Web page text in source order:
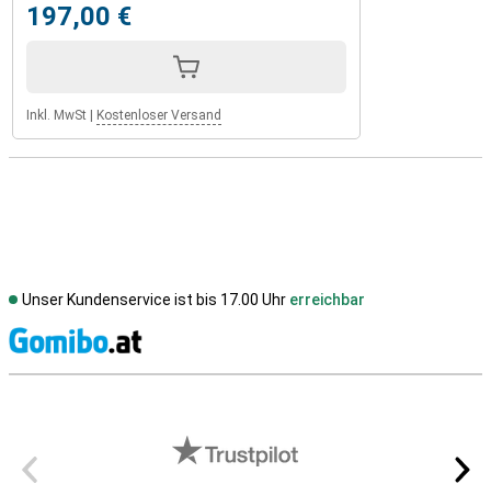
197,00 €
Inkl. MwSt Kostenloser Versand
Unser Kundenservice ist bis 17.00 Uhr erreichbar